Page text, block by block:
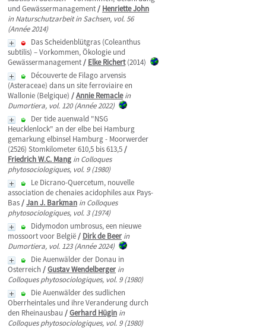
und Gewässermanagement/ Henriette John
in Naturschutzarbeit in Sachsen, vol. 56
(Année 2014)
Das Scheidenblütgras (Coleanthus
subtilis) – Vorkommen, Ökologie und
Gewässermanagement/ Elke Richert(2014)
Découverte de Filago arvensis
(Asteraceae) dans un site ferroviaire en
Wallonie (Belgique) /Annie Remacle in
Dumortiera, vol. 120 (Année 2022)
Der tide auenwald "NSG
Heucklenlock" an der elbe bei Hamburg
gemarkung elbinsel Hamburg - Moorwerder
(2526) Stomkilometer 610,5 bis 613,5/
Friedrich W.C. Mang in Colloques
phytosociologiques, vol. 9 (1980)
Le Dicrano-Quercetum, nouvelle
association de chenaies acidophiles aux Pays-
Bas/Jan J. Barkman in Colloques
phytosociologiques, vol. 3 (1974)
Didymodon umbrosus, een nieuwe
mossoort voor België/ Dirk de Beer in
Dumortiera, vol. 123 (Année 2024)
Die Auenwälder der Donau in
Osterreich /Gustav Wendelberger in
Colloques phytosociologiques, vol. 9 (1980)
Die Auenwälder des sudlichen
Oberrheintales und ihre Veranderung durch
den Rheinausbau /Gerhard Hügin in
Colloques phytosociologiques, vol. 9 (1980)